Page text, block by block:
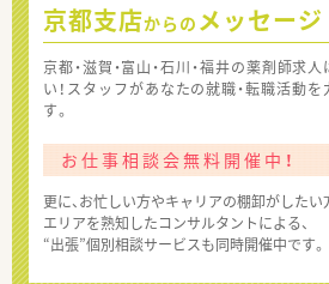
京都支店からの メッセージ
京都・滋賀・富山・石川・福井の薬剤師求
い！スタッフがあなたの就職・転職活動
す。
お仕事相談会無料開催中！
更に、お忙しい方やキャリアの棚卸がしたい
エリアを熟知したコンサルタントによる、
“出張”個別相談サービスも同時開催中です。